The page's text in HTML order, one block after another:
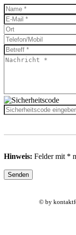
Hinweis: Felder mit *
© by